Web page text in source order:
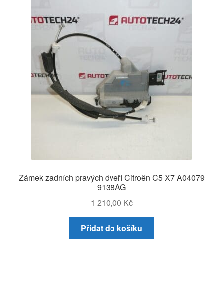
Zámek zadních pravých dveří Citroën C5 X7 A04079
9138AG
1 210,00 Kč
Přidat do košíku